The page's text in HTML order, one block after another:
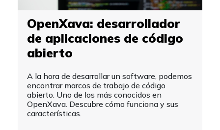
OpenXava: desarrollador
de aplicaciones de código
abierto
A la hora de desarrollar un software, podemos
encontrar marcos de trabajo de código
abierto. Uno de los más conocidos en
OpenXava. Descubre cómo funciona y sus
características.